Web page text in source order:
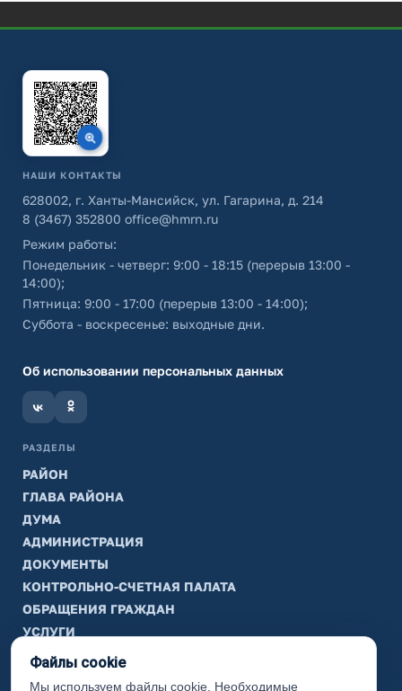
НАШИ КОНТАКТЫ
628002, г. Ханты-Мансийск, ул. Гагарина, д. 214
8 (3467) 352800 office@hmrn.ru
Режим работы:
Понедельник - четверг: 9:00 - 18:15 (перерыв 13:00 -
14:00);
Пятница: 9:00 - 17:00 (перерыв 13:00 - 14:00);
Суббота - воскресенье: выходные дни.
Об использовании персональных данных
РАЗДЕЛЫ
РАЙОН
ГЛАВА РАЙОНА
ДУМА
АДМИНИСТРАЦИЯ
ДОКУМЕНТЫ
КОНТРОЛЬНО-СЧЕТНАЯ ПАЛАТА
ОБРАЩЕНИЯ ГРАЖДАН
УСЛУГИ
ТИК
Файлы cookie
Мы используем файлы cookie. Необходимые